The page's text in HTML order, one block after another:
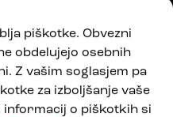
piškotke. Obvezni
obdelujejo osebnih
Z vašim soglasjem pa
za izboljšanje vaše
informacij o piškotkih si